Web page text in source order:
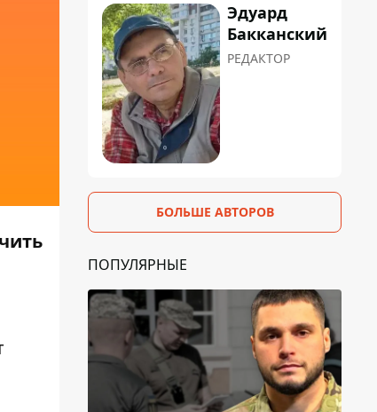
Эдуард
Бакканский
РЕДАКТОР
БОЛЬШЕ АВТОРОВ
ПОПУЛЯРНЫЕ